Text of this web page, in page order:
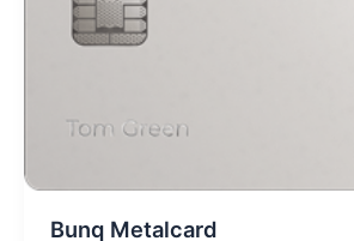
Bunq Metalcard